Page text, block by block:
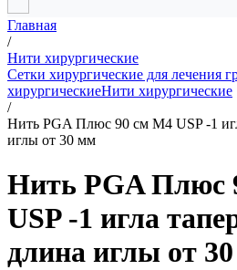
Главная
/
Нити хирургические
Сетки хирургические для лечения
хирургическиеНити хирургические
/
Нить PGA Плюс 90 см М4 USP -1
иглы от 30 мм
Нить PGA Плюс
USP -1 игла
длина иглы от